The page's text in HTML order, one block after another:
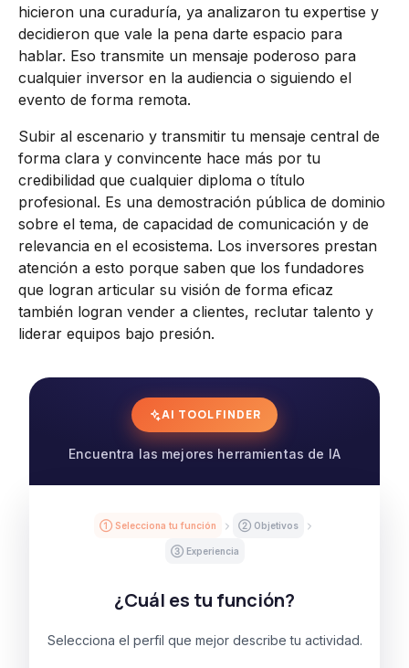
hicieron una curaduría, ya analizaron tu expertise y
decidieron que vale la pena darte espacio para
hablar. Eso transmite un mensaje poderoso para
cualquier inversor en la audiencia o siguiendo el
evento de forma remota.
Subir al escenario y transmitir tu mensaje central de
forma clara y convincente hace más por tu
credibilidad que cualquier diploma o título
profesional. Es una demostración pública de dominio
sobre el tema, de capacidad de comunicación y de
relevancia en el ecosistema. Los inversores prestan
atención a esto porque saben que los fundadores
que logran articular su visión de forma eficaz
también logran vender a clientes, reclutar talento y
liderar equipos bajo presión.
AI TOOL FINDER
Encuentra las mejores herramientas de IA
① Selecciona tu función ② Objetivos
③ Experiencia
¿Cuál es tu función?
Selecciona el perfil que mejor describe tu actividad.